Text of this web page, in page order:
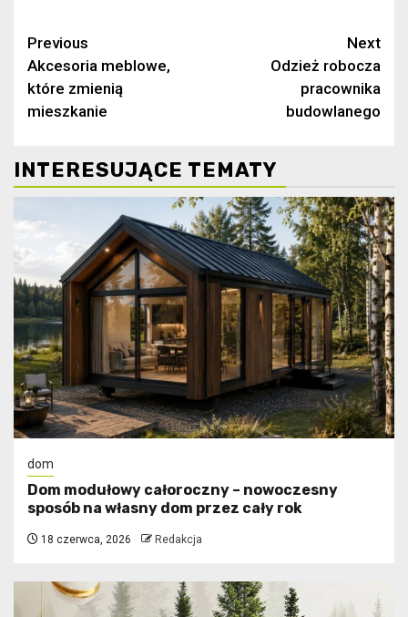
Continue
Reading
Previous
Akcesoria meblowe,
które zmienią
mieszkanie
Next
Odzież robocza
pracownika
budowlanego
INTERESUJĄCE TEMATY
dom
Dom modułowy całoroczny – nowoczesny
sposób na własny dom przez cały rok
18 czerwca, 2026 Redakcja